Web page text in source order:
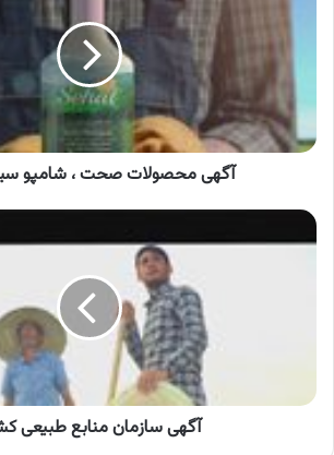
سیر
صحت
آگهی محصولات صحت ، شامپو
آگهی
سازمان
آگهی سازمان منابع طبیعی